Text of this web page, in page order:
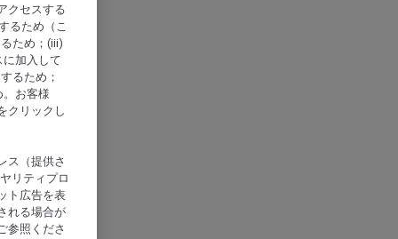
クセスする
るため（こ
ため；(iii)
加入して
るため；
お客様
クリックし
ス（提供さ
リティプロ
ト広告を表
れる場合が
参照くださ